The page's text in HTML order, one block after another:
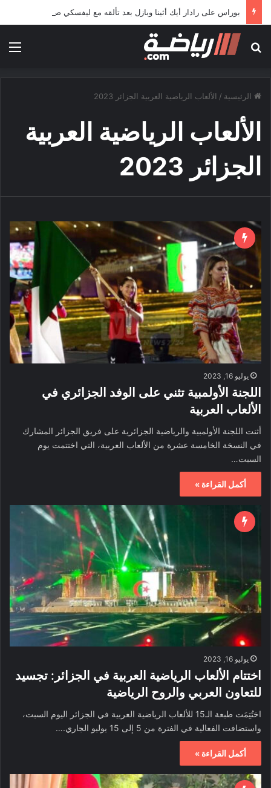
بوراس على رادار أيك أثينا وبازل بعد تألقه مع ليفسكي صوفيا
بحث عن
الرئيسية / الألعاب الرياضية العربية الجزائر 2023
الألعاب الرياضية العربية
الجزائر 2023
يوليو 16, 2023
اللجنة الأولمبية تثني على الوفد الجزائري في
الألعاب العربية
أثنت اللجنة الأولمبية والرياضية الجزائرية على فريق الجزائر المشارك
في النسخة الخامسة عشرة من الألعاب العربية، التي اختتمت يوم
السبت…
أكمل القراءة »
يوليو 16, 2023
اختتام الألعاب الرياضية العربية في الجزائر: تجسيد
للتعاون العربي والروح الرياضية
اختُتِمَت طبعة الـ15 للألعاب الرياضية العربية في الجزائر اليوم السبت،
واستضافت الفعالية في الفترة من 5 إلى 15 يوليو الجاري.…
أكمل القراءة »